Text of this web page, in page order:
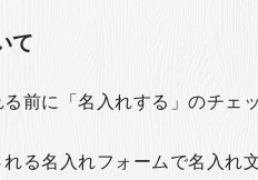
て
前に「名入れする」のチェ
る名入れフォームで名入れ